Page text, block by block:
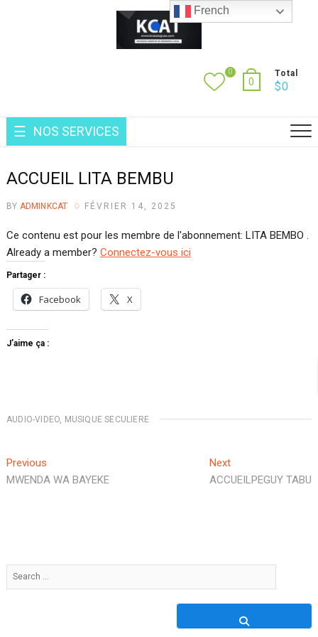
0
0
Total
$0
NOS SERVICES
ACCUEIL LITA BEMBU
BY ADMINKCAT FÉVRIER 14, 2025
Ce contenu est pour les membre de l'abonnement: LITA BEMBO .
Already a member? Connectez-vous ici
Partager :
Facebook X
J’aime ça :
AUDIO-VIDEO, MUSIQUE SECULIERE
Navigation
de
PreviousPrevious
post:
MWENDA WA BAYEKE
NextNext
post:
ACCUEILPEGUY TABU
Search
…
French